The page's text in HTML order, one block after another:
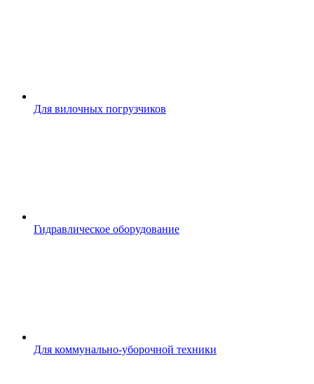
Для вилочных погрузчиков
Гидравлическое оборудование
Для коммунально-уборочной техники